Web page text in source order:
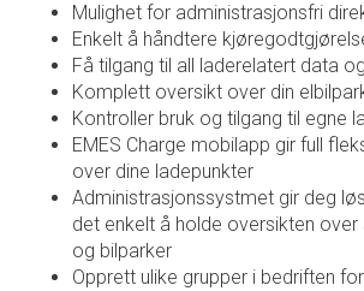
Mulighet for administrasjonsfri
Enkelt å håndtere
Få tilgang til all laderelatert data
Komplett oversikt over din
Kontroller bruk og tilgang til egne
EMES Charge mobilapp gir full
over dine ladepunkter
Administrasjonssystmet gir deg
det enkelt å holde oversikten
og bilparker
Opprett ulike grupper i bedriften